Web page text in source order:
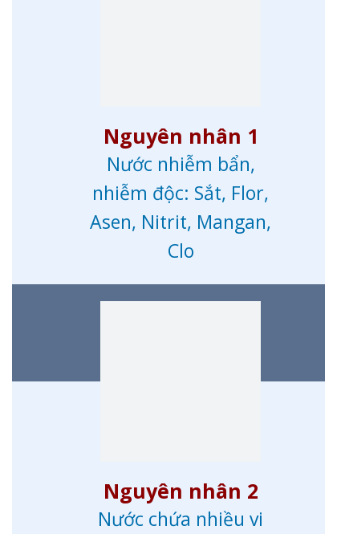
Nguyên nhân 1
Nước nhiễm bẩn,
nhiễm độc: Sắt, Flor,
Asen, Nitrit, Mangan,
Clo
Nguyên nhân 2
Nước chứa nhiều vi